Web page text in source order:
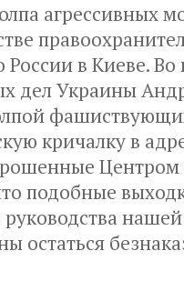
агрессивных
России в Киеве.
дел Украины
кричалку в
Центром
подобные
остаться